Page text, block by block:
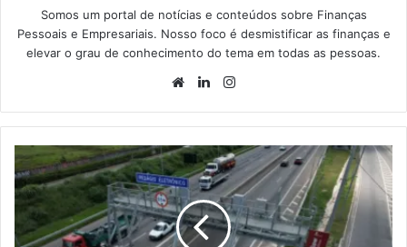
Somos um portal de notícias e conteúdos sobre Finanças
Pessoais e Empresariais. Nosso foco é desmistificar as finanças e
elevar o grau de conhecimento do tema em todas as pessoas.
WebsiteLinkedin